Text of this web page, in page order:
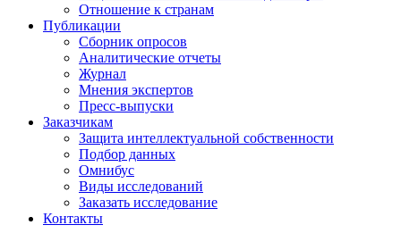
Отношение к странам
Публикации
Сборник опросов
Аналитические отчеты
Журнал
Мнения экспертов
Пресс-выпуски
Заказчикам
Защита интеллектуальной собственности
Подбор данных
Омнибус
Виды исследований
Заказать исследование
Контакты